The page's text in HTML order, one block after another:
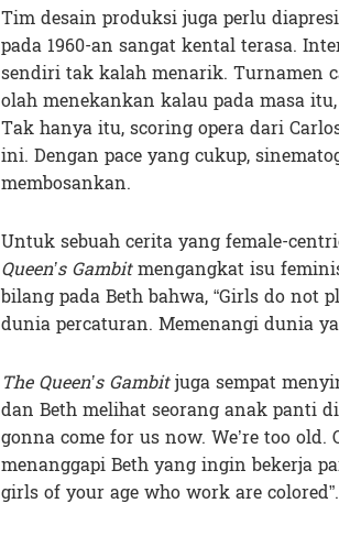
Tim desain produksi juga perlu
pada 1960-an sangat kental terasa.
sendiri tak kalah menarik. Turnamen
olah menekankan kalau pada masa
Tak hanya itu, scoring opera dari
ini. Dengan pace yang cukup,
membosankan.
Untuk sebuah cerita yang female-
Queen’s Gambitmengangkat isu
bilang pada Beth bahwa, “Girls do not
dunia percaturan. Memenangi dunia
The Queen’s Gambitjuga sempat
dan Beth melihat seorang anak panti
gonna come for us now. We’re too
menanggapi Beth yang ingin bekerja
girls of your age who work are colored”.